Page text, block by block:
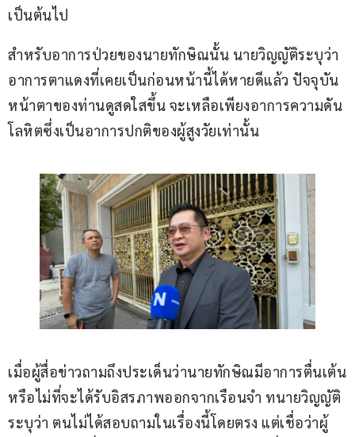
เป็นต้นไป
สำหรับอาการป่วยของนายทักษิณนั้น นายวิญญัติระบุว่า
อาการตาแดงที่เคยเป็นก่อนหน้านี้ได้หายดีแล้ว ปัจจุบัน
หน้าตาของท่านดูสดใสขึ้น จะเหลือเพียงอาการความดัน
โลหิตซึ่งเป็นอาการปกติของผู้สูงวัยเท่านั้น
เมื่อผู้สื่อข่าวถามถึงประเด็นว่านายทักษิณมีอาการตื่นเต้น
หรือไม่ที่จะได้รับอิสรภาพออกจากเรือนจำ ทนายวิญญัติ
ระบุว่า ตนไม่ได้สอบถามในเรื่องนี้โดยตรง แต่เชื่อว่าผู้